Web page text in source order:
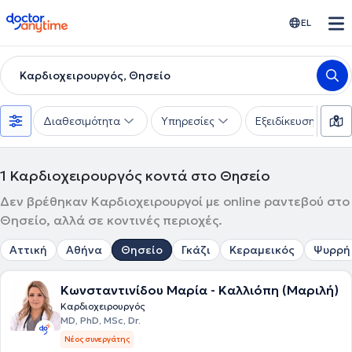
doctoranytime EL
Καρδιοχειρουργός, Θησείο
Διαθεσιμότητα Υπηρεσίες Εξειδίκευση
1 Καρδιοχειρουργός κοντά στο Θησείο
Δεν βρέθηκαν Καρδιοχειρουργοί με online ραντεβού στο
Θησείο, αλλά σε κοντινές περιοχές.
Αττική Αθήνα Θησείο Γκάζι Κεραμεικός Ψυρρή
Κωνσταντινίδου Μαρία - Καλλιόπη (Μαριλή)
Καρδιοχειρουργός
MD, PhD, MSc, Dr.
Νέος συνεργάτης